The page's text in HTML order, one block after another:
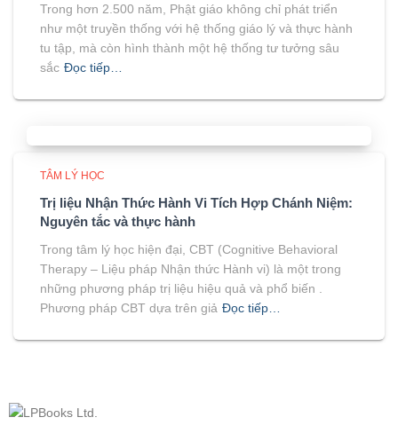
Trong hơn 2.500 năm, Phật giáo không chỉ phát triển
như một truyền thống với hệ thống giáo lý và thực hành
tu tập, mà còn hình thành một hệ thống tư tưởng sâu
sắc Đọc tiếp…
TÂM LÝ HỌC
Trị liệu Nhận Thức Hành Vi Tích Hợp Chánh Niệm:
Nguyên tắc và thực hành
Trong tâm lý học hiện đại, CBT (Cognitive Behavioral
Therapy – Liệu pháp Nhận thức Hành vi) là một trong
những phương pháp trị liệu hiệu quả và phổ biến .
Phương pháp CBT dựa trên giả Đọc tiếp…